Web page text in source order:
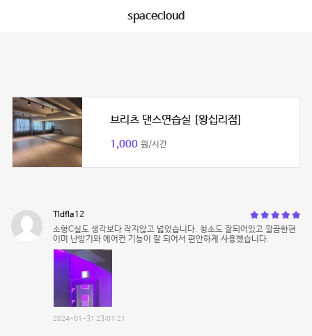
spacecloud
브리츠 댄스연습실 [왕십리점]
1,000 원/시간
Tldfla12
소형C실도 생각보다 작지않고 넓었습니다. 청소도 잘되어있고 깔끔한편
이며 난방기와 에어컨 기능이 잘 되어서 편안하게 사용했습니다.
2024-01-31 23:01:21